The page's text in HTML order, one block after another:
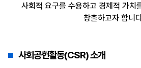
사회적 요구를 수용하고 경제적 가치
창출하고자 합니
사회공헌활동(CSR) 소개